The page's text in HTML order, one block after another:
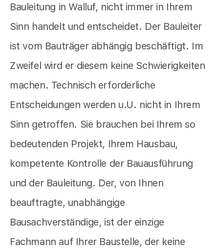
Bauleitung in Walluf, nicht immer in Ihrem
Sinn handelt und entscheidet. Der Bauleiter
ist vom Bauträger abhängig beschäftigt. Im
Zweifel wird er diesem keine Schwierigkeiten
machen. Technisch erforderliche
Entscheidungen werden u.U. nicht in Ihrem
Sinn getroffen. Sie brauchen bei Ihrem so
bedeutenden Projekt, Ihrem Hausbau,
kompetente Kontrolle der Bauausführung
und der Bauleitung. Der, von Ihnen
beauftragte, unabhängige
Bausachverständige, ist der einzige
Fachmann auf Ihrer Baustelle, der keine